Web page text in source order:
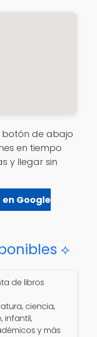
botón de abajo
en tiempo
y llegar sin
Google
⟡
de libros
ciencia,
infantil,
y más